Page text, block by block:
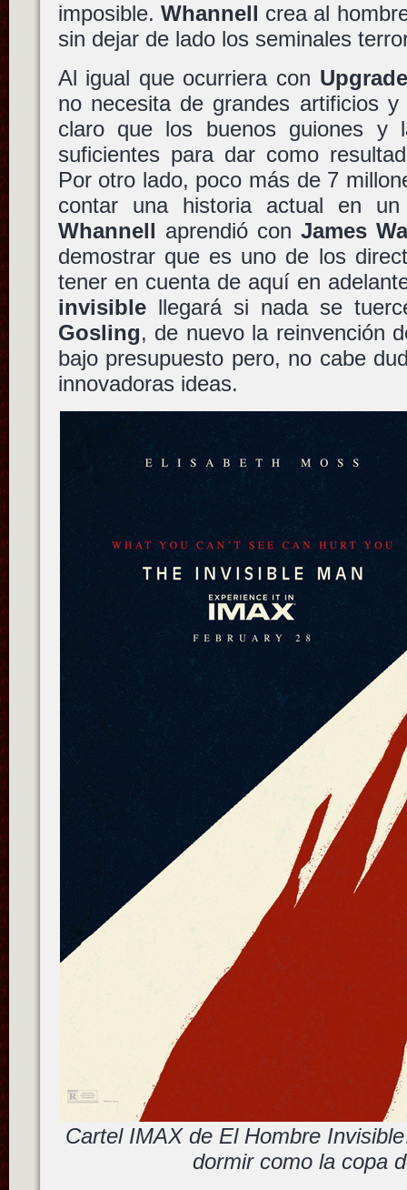
imposible. Whannell crea al
sin dejar de lado los seminales
Al igual que ocurriera con Upgrade
no necesita de grandes artificios
claro que los buenos guiones y
suficientes para dar como
Por otro lado, poco más de 7
contar una historia actual en
Whannell aprendió con James
demostrar que es uno de los
tener en cuenta de aquí en
invisiblellegará si nada se
Gosling, de nuevo la reinvención
bajo presupuesto pero, no cabe
innovadoras ideas.
Cartel IMAX de El Hombre
dormir como la copa